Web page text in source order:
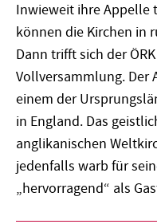
Inwieweit ihre Appelle
können die Kirchen in
Dann trifft sich der
Vollversammlung. Der
einem der
in England. Das
anglikanischen
jedenfalls warb für
„hervorragend“ als